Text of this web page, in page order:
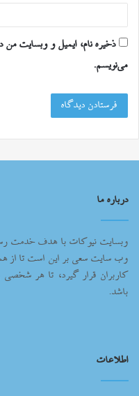
ذخیره نام، ایمیل و وبسایت من
می‌نویسم.
درباره ما
وبسایت نیوکات با هدف خدمت
وب سایت سعی بر این است تا از
کاربران قرار گیرد، تا هر شخصی
باشد.
اطلاعات